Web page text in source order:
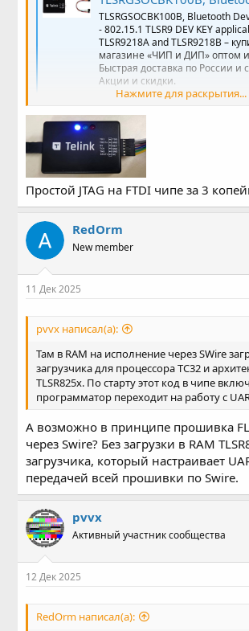
TLSRGSOCBK100B, Bluetooth
- 802.15.1 TLSR9 DEV KEY
TLSR9218A and TLSR9218B –
магазине «ЧИП и ДИП» оптом
Быстрая доставка по России и
Акции и скидки.
www.chipdip.ru
Нажмите для раскрытия...
Простой JTAG на FTDI чипе за 3
RedOrm
New member
11 Дек 2025
pvvx написал(а):
Там в RAM на исполнение через SWire
загрузчика для процессора TC32 и
TLSR825x. По старту этот код в чипе
программатор переходит на работу c
А возможно в принципе прошивка
через Swire? Без загрузки в RAM
загрузчика, который настраивает
передачей всей прошивки по Swire.
pvvx
Активный участник сообщества
12 Дек 2025
RedOrm написал(а):